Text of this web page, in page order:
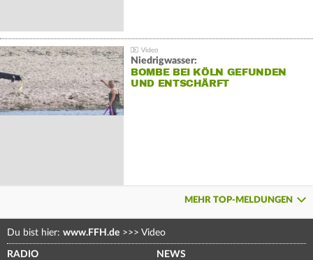
Niedrigwasser:
BOMBE BEI KÖLN GEFUNDEN
UND ENTSCHÄRFT
MEHR TOP-MELDUNGEN
Du bist hier: www.FFH.de >>> Video
RADIO NEWS